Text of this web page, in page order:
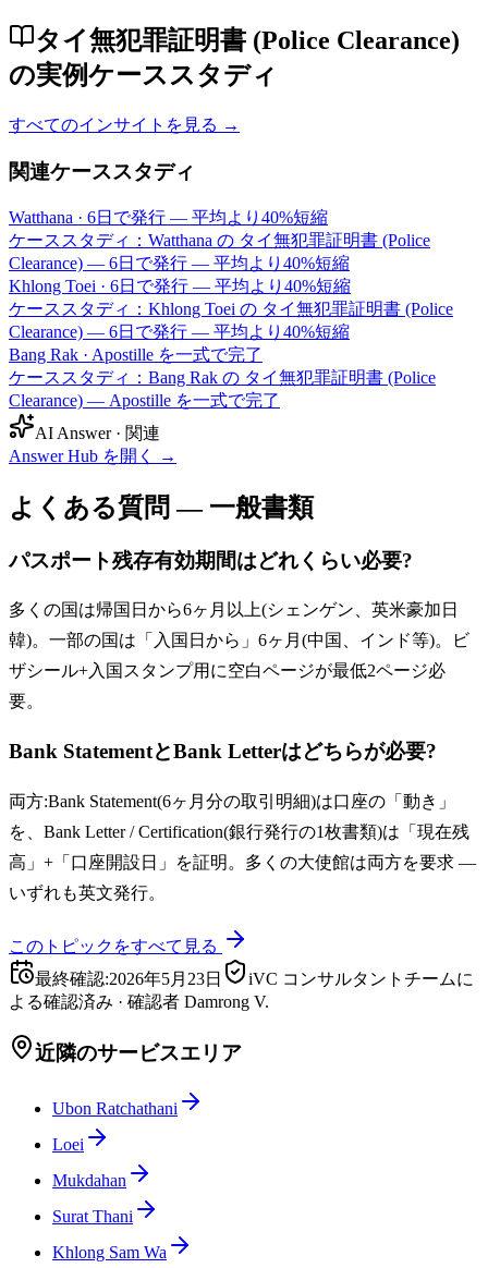
タイ無犯罪証明書 (Police Clearance)
の実例ケーススタディ
すべてのインサイトを見る →
関連ケーススタディ
Watthana · 6日で発行 — 平均より40%短縮
ケーススタディ：Watthana の タイ無犯罪証明書 (Police
Clearance) — 6日で発行 — 平均より40%短縮
Khlong Toei · 6日で発行 — 平均より40%短縮
ケーススタディ：Khlong Toei の タイ無犯罪証明書 (Police
Clearance) — 6日で発行 — 平均より40%短縮
Bang Rak · Apostille を一式で完了
ケーススタディ：Bang Rak の タイ無犯罪証明書 (Police
Clearance) — Apostille を一式で完了
AI Answer · 関連
Answer Hub を開く
→
よくある質問 — 一般書類
パスポート残存有効期間はどれくらい必要?
多くの国は帰国日から6ヶ月以上(シェンゲン、英米豪加日
韓)。一部の国は「入国日から」6ヶ月(中国、インド等)。ビ
ザシール+入国スタンプ用に空白ページが最低2ページ必
要。
Bank StatementとBank Letterはどちらが必要?
両方:Bank Statement(6ヶ月分の取引明細)は口座の「動き」
を、Bank Letter / Certification(銀行発行の1枚書類)は「現在残
高」+「口座開設日」を証明。多くの大使館は両方を要求 —
いずれも英文発行。
このトピックをすべて見る
最終確認:2026年5月23日
iVC コンサルタントチームに
よる確認済み · 確認者 Damrong V.
近隣のサービスエリア
Ubon Ratchathani
Loei
Mukdahan
Surat Thani
Khlong Sam Wa